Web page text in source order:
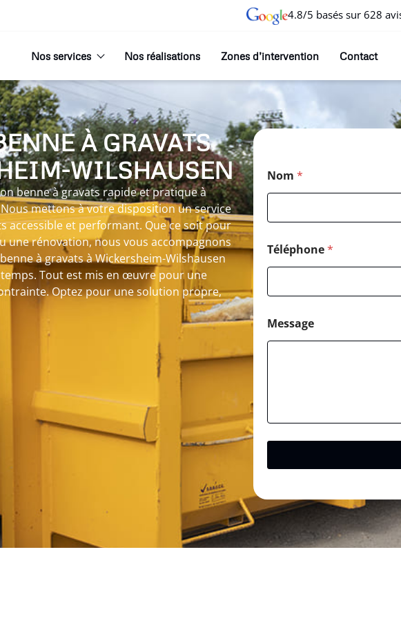
4.8/5 basés sur 628
Nos services Nos réalisations Zones d’intervention Contact
À GRAVATS
WILSHAUSEN
benne à gravats rapide et pratique à
mettons à votre disposition un service
accessible et performant. Que ce soit pour
une rénovation, nous vous accompagnons
à gravats à Wickersheim-Wilshausen
Tout est mis en œuvre pour une
Optez pour une solution propre,
Nom *
Téléphone*
Message